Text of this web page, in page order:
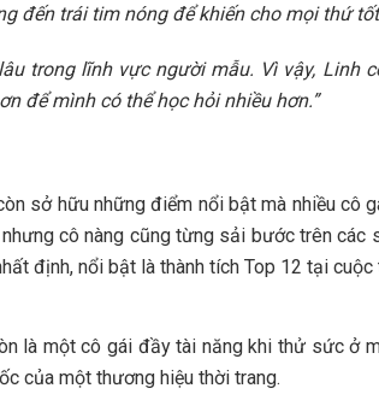
đến trái tim nóng để khiến cho mọi thứ
trong lĩnh vực người mẫu. Vì vậy,
để mình có thể học hỏi nhiều hơn.”
sở hữu những điểm nổi bật mà nhiều
cô nàng cũng từng sải bước trên
định, nổi bật là thành tích Top 12 tại
là một cô gái đầy tài năng khi thử sức ở
của một thương hiệu thời trang.